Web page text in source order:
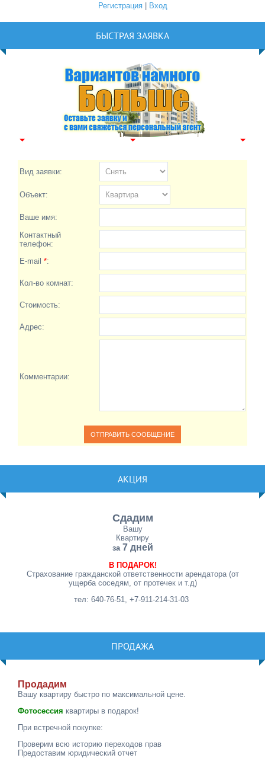
Регистрация| Вход
БЫСТРАЯ ЗАЯВКА
Вид заявки:
Объект:
Ваше имя:
Контактный
телефон:
E-mail *:
Кол-во комнат:
Стоимость:
Адрес:
Комментарии:
АКЦИЯ
Сдадим
Вашу
Квартиру
за 7 дней
В ПОДАРОК!
Страхование гражданской ответственности арендатора (от
ущерба соседям, от протечек и т.д)
тел: 640-76-51, +7-911-214-31-03
ПРОДАЖА
Продадим
Вашу квартиру быстро по максимальной цене.
Фотосессия квартиры в подарок!
При встречной покупке:
Проверим всю историю переходов прав
Предоставим юридический отчет